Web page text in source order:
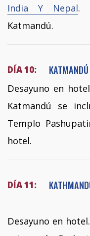
India Y Nepal.
Katmandú.
DÍA 10: KATMANDÚ
Desayuno en
Katmandú se
Templo
hotel.
DÍA 11:
Desayuno en